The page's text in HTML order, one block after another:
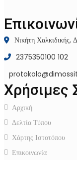
Νικήτη
2375350100 102
Χρήσιμες
Αρχική
Δελτία Τύπου
Χάρτης Ιστοτόπου
Επικοινωνία